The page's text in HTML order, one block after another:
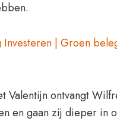
| Groen
Valentijn ontvangt
en gaan zij dieper in